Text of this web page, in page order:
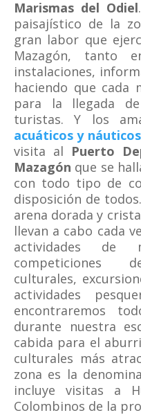
Marismas del Odiel
paisajístico de la
gran labor que
Mazagón, tanto
instalaciones,
haciendo que cada
para la llegada
turistas. Y los
acuáticos y náuticos
visita al Puerto
Mazagón que se
con todo tipo de
disposición de
arena dorada y
llevan a cabo cada
actividades de
competiciones
culturales,
actividades
encontraremos
durante nuestra
cabida para el
culturales más
zona es la
incluye visitas a
Colombinos de la